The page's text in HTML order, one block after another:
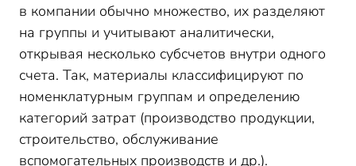
в компании обычно множество, их разделяют
на группы и учитывают аналитически,
открывая несколько субсчетов внутри одного
счета. Так, материалы классифицируют по
номенклатурным группам и определению
категорий затрат (производство продукции,
строительство, обслуживание
вспомогательных производств и др.).